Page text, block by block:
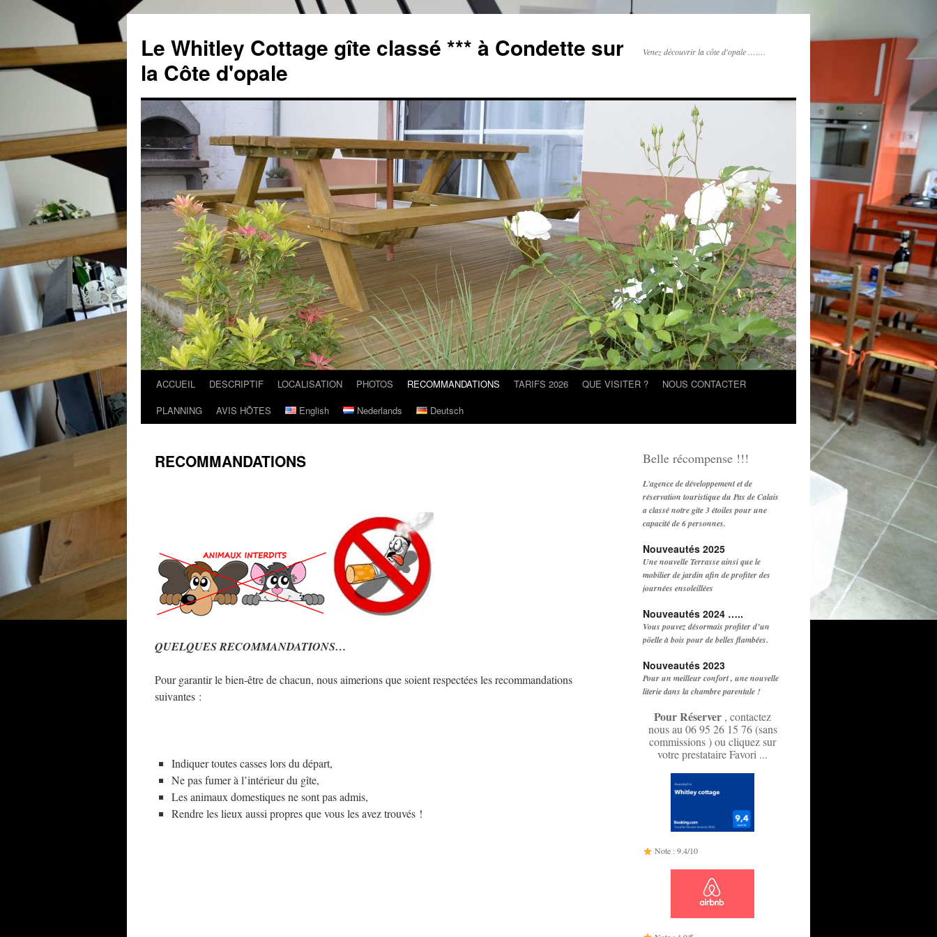
contenu
Le Whitley Cottage gîte classé *** à Condette sur
la Côte d'opale
Venez découvrir la côte d'opale …….
ACCUEIL DESCRIPTIF LOCALISATION PHOTOS RECOMMANDATIONS TARIFS 2026 QUE VISITER ?
NOUS CONTACTER
PLANNING
AVIS HÔTES English Nederlands Deutsch
RECOMMANDATIONS
QUELQUES RECOMMANDATIONS…
Pour garantir le bien-être de chacun, nous aimerions que soient respectées les recommandations
suivantes :
Indiquer toutes casses lors du départ,
Ne pas fumer à l’intérieur du gîte,
Les animaux domestiques ne sont pas admis,
Rendre les lieux aussi propres que vous les avez trouvés !
Belle récompense !!!
L'agence de développement et de
réservation touristique du Pas de Calais
a classé notre gite 3 étoiles pour une
capacité de 6 personnes.
Nouveautés 2025
Une nouvelle Terrasse ainsi que le
mobilier de jardin afin de profiter des
journées ensoleillées
Nouveautés 2024 …..
Vous pouvez désormais profiter d’un
pöelle à bois pour de belles flambées.
Nouveautés 2023
Pour un meilleur confort , une nouvelle
literie dans la chambre parentale !
Pour Réserver , contactez
nous au 06 95 26 15 76 (sans
commissions ) ou cliquez sur
votre prestataire Favori ...
Note : 9.4/10